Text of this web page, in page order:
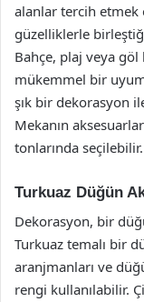
alanlar tercih etmek
güzelliklerle
Bahçe, plaj veya göl
mükemmel bir
şık bir dekorasyon
Mekanın
tonlarında seçilebilir.
Turkuaz Düğün
Dekorasyon, bir
Turkuaz temalı bir
aranjmanları ve
rengi kullanılabilir.